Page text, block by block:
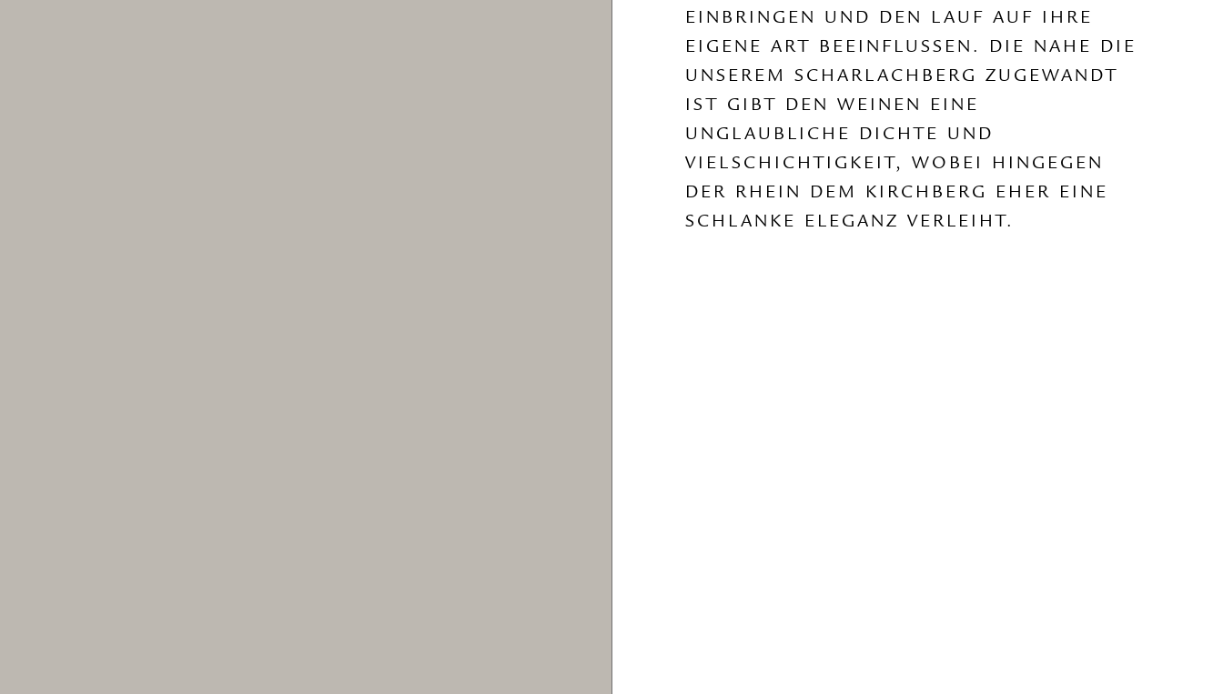
EINBRINGEN UND DEN LAUF AUF IHRE
EIGENE ART BEEINFLUSSEN. DIE NAHE DIE
UNSEREM SCHARLACHBERG ZUGEWANDT
IST GIBT DEN WEINEN EINE
UNGLAUBLICHE DICHTE UND
VIELSCHICHTIGKEIT, WOBEI HINGEGEN
DER RHEIN DEM KIRCHBERG EHER EINE
SCHLANKE ELEGANZ VERLEIHT.